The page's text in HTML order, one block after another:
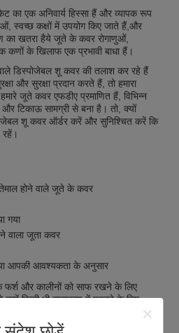
का एक अनिवार्य हिस्सा हैं और व्यापक रूप
स्वच्छ कक्षों में उपयोग किए जाते हैं,और
का खतरा हैये जूते के कवर रोगाणुओं,
कणों के खिलाफ एक प्रभावी बाधा हैं।
डिस्पोजेबल शू कवर की तलाश कर रहे हैं
और सुरक्षा प्रदान करते हैं, तो हमारा
जूते कवर एफडीए प्रमाणित हैं, विभिन्न
टिकाऊ सामग्री से बना है। तो, क्यों
शू कवर ऑर्डर करें और सुनिश्चित करें कि
होने वाले जूते के कवर
गया
वाला जूता कवर
आपकी आवश्यकता के अनुसार
और कालीनों को साफ रखने के लिए
किसी भी वातावरण में पहनने के लिए
कर सकते हैं. हमारे डिस्पोजेबल शू कवर